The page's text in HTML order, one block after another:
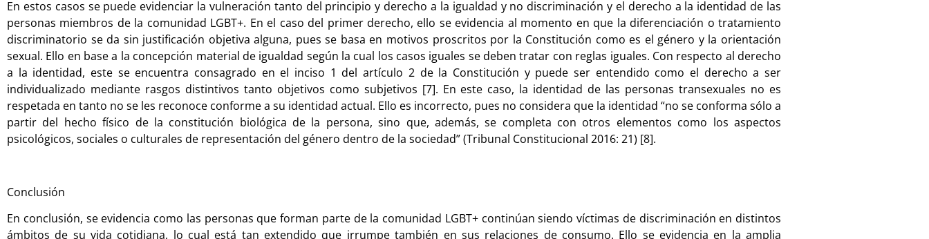
En estos casos se puede evidenciar la vulneración tanto del principio y derecho a la igualdad y no discriminación y el derecho a la identidad de las
personas miembros de la comunidad LGBT+. En el caso del primer derecho, ello se evidencia al momento en que la diferenciación o tratamiento
discriminatorio se da sin justificación objetiva alguna, pues se basa en motivos proscritos por la Constitución como es el género y la orientación
sexual. Ello en base a la concepción material de igualdad según la cual los casos iguales se deben tratar con reglas iguales. Con respecto al derecho
a la identidad, este se encuentra consagrado en el inciso 1 del artículo 2 de la Constitución y puede ser entendido como el derecho a ser
individualizado mediante rasgos distintivos tanto objetivos como subjetivos [7]. En este caso, la identidad de las personas transexuales no es
respetada en tanto no se les reconoce conforme a su identidad actual. Ello es incorrecto, pues no considera que la identidad “no se conforma sólo a
partir del hecho físico de la constitución biológica de la persona, sino que, además, se completa con otros elementos como los aspectos
psicológicos, sociales o culturales de representación del género dentro de la sociedad” (Tribunal Constitucional 2016: 21) [8].
Conclusión
En conclusión, se evidencia como las personas que forman parte de la comunidad LGBT+ continúan siendo víctimas de discriminación en distintos
ámbitos de su vida cotidiana, lo cual está tan extendido que irrumpe también en sus relaciones de consumo. Ello se evidencia en la amplia